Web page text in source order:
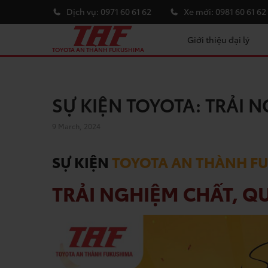
Dịch vụ: 0971 60 61 62 Xe mới: 0981 60 61 62
TOYOTA AN THÀNH FUKUSHIMA
Giới thiệu đại lý
SỰ KIỆN TOYOTA: TRẢI
SỰ KIỆN TOYOTA AN THÀNH
TRẢI NGHIỆM CHẤT,